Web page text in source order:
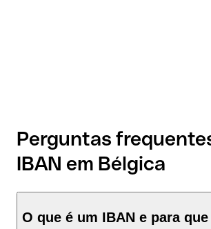
Perguntas
IBAN em Bélgica
O que é um IBAN e para